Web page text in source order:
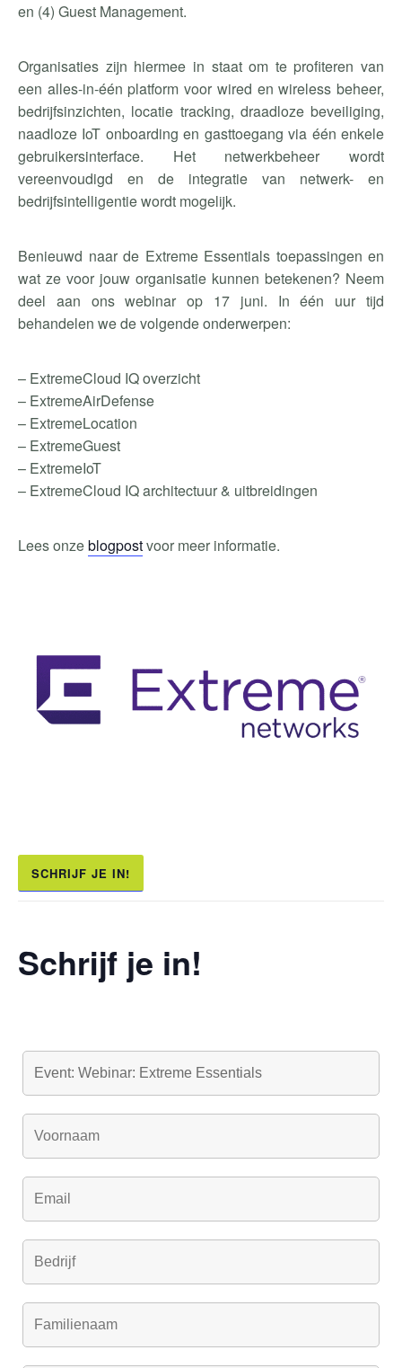
en (4) Guest Management.
Organisaties zijn hiermee in staat om te profiteren van
een alles-in-één platform voor wired en wireless beheer,
bedrijfsinzichten, locatie tracking, draadloze beveiliging,
naadloze IoT onboarding en gasttoegang via één enkele
gebruikersinterface. Het netwerkbeheer wordt
vereenvoudigd en de integratie van netwerk- en
bedrijfsintelligentie wordt mogelijk.
Benieuwd naar de Extreme Essentials toepassingen en
wat ze voor jouw organisatie kunnen betekenen? Neem
deel aan ons webinar op 17 juni. In één uur tijd
behandelen we de volgende onderwerpen:
– ExtremeCloud IQ overzicht
– ExtremeAirDefense
– ExtremeLocation
– ExtremeGuest
– ExtremeIoT
– ExtremeCloud IQ architectuur & uitbreidingen
Lees onzeblogpostvoor meer informatie.
SCHRIJF JE IN!
Schrijf je in!